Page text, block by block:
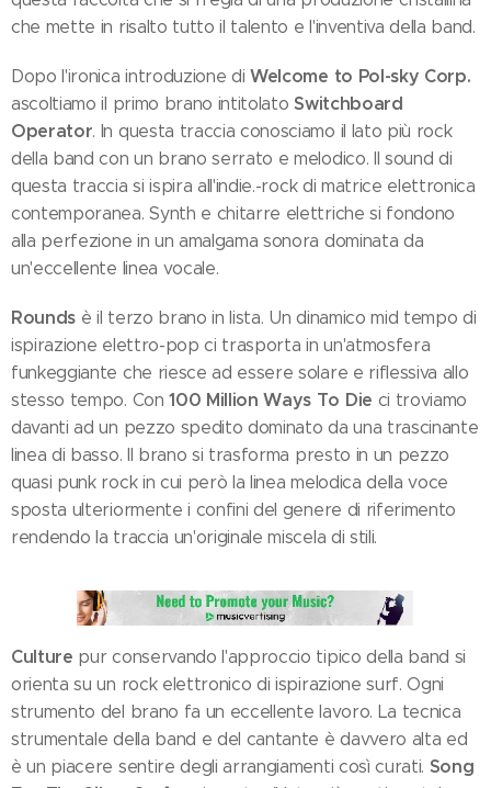
che mette in risalto tutto il talento e l'inventiva della band.
Dopo l'ironica introduzione diWelcome to Pol-sky Corp.
ascoltiamo il primo brano intitolato Switchboard
Operator. In questa traccia conosciamo il lato più rock
della band con un brano serrato e melodico. Il sound di
questa traccia si ispira all'indie.-rock di matrice elettronica
contemporanea. Synth e chitarre elettriche si fondono
alla perfezione in un amalgama sonora dominata da
un'eccellente linea vocale.
Rounds è il terzo brano in lista. Un dinamico mid tempo di
ispirazione elettro-pop ci trasporta in un'atmosfera
funkeggiante che riesce ad essere solare e riflessiva allo
stesso tempo. Con100 Million Ways To Die ci troviamo
davanti ad un pezzo spedito dominato da una trascinante
linea di basso. Il brano si trasforma presto in un pezzo
quasi punk rock in cui però la linea melodica della voce
sposta ulteriormente i confini del genere di riferimento
rendendo la traccia un'originale miscela di stili.
Culture pur conservando l'approccio tipico della band si
orienta su un rock elettronico di ispirazione surf. Ogni
strumento del brano fa un eccellente lavoro. La tecnica
strumentale della band e del cantante è davvero alta ed
è un piacere sentire degli arrangiamenti così curati. Song